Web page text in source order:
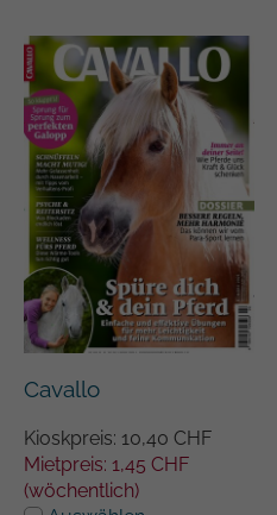
Cavallo
Kioskpreis: 10,40 CHF
Mietpreis: 1,45 CHF
(wöchentlich)